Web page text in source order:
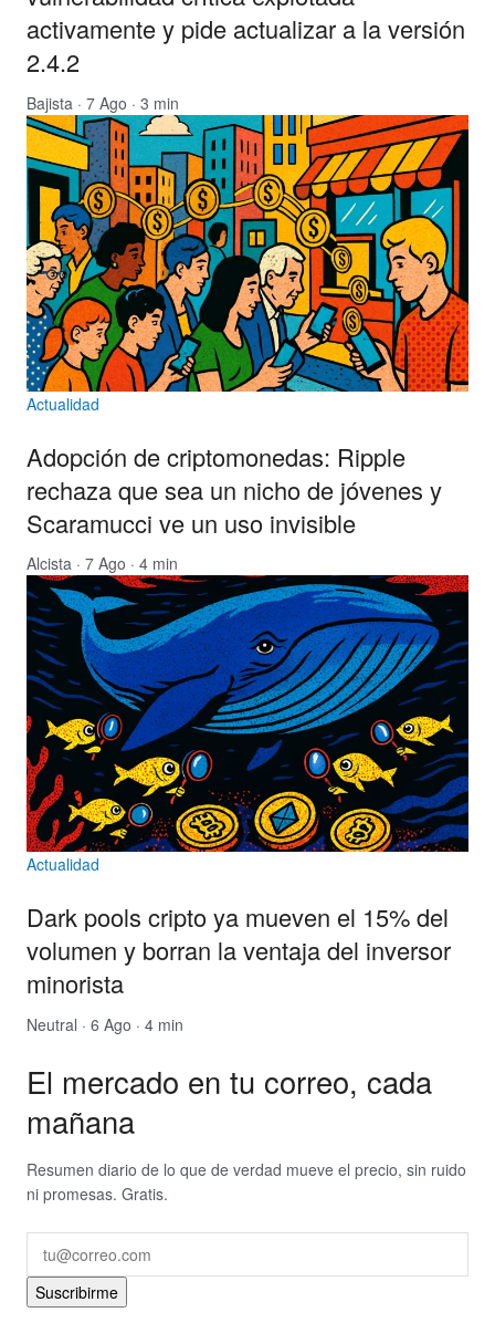
activamente y pide actualizar a la versión
2.4.2
Bajista · 7 Ago · 3 min
Actualidad
Adopción de criptomonedas: Ripple
rechaza que sea un nicho de jóvenes y
Scaramucci ve un uso invisible
Alcista · 7 Ago · 4 min
Actualidad
Dark pools cripto ya mueven el 15% del
volumen y borran la ventaja del inversor
minorista
Neutral · 6 Ago · 4 min
El mercado en tu correo, cada
mañana
Resumen diario de lo que de verdad mueve el precio, sin ruido
ni promesas. Gratis.
Suscribirme